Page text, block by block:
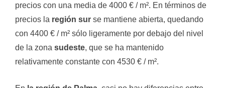
precios con una media de 4000 € / m². En términos de
precios la región sur se mantiene abierta, quedando
con 4400 € / m² sólo ligeramente por debajo del nivel
de la zona sudeste, que se ha mantenido
relativamente constante con 4530 € / m².